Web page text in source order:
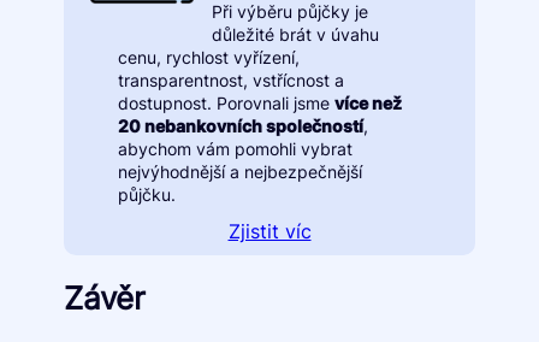
Při výběru půjčky je
důležité brát v úvahu
cenu, rychlost vyřízení,
transparentnost, vstřícnost a
dostupnost. Porovnali jsme více než
20 nebankovních společností,
abychom vám pomohli vybrat
nejvýhodnější a nejbezpečnější
půjčku.
Zjistit víc
Závěr